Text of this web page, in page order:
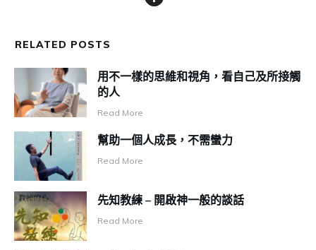
RELATED POSTS
用不一樣的思維和視角，看自己及所接觸
的人
Read More
幫助一個人成長，不需蠻力
Read More
先知教練 – 開啟神一般的談話
Read More